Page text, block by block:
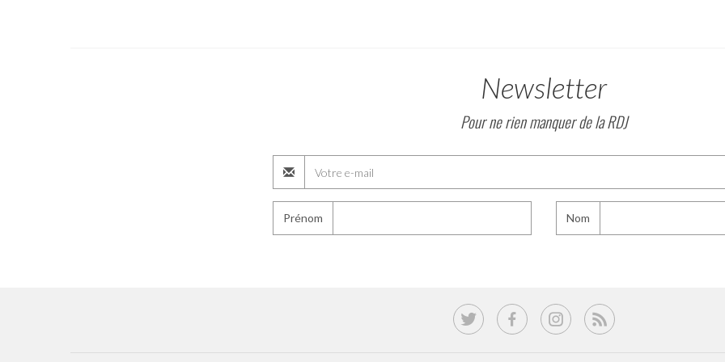
Newsletter
Pour ne rien manquer de la RDJ
Prénom Nom